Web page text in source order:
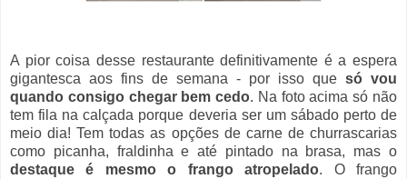
A pior coisa desse restaurante definitivamente é a espera
gigantesca aos fins de semana - por isso que só vou
quando consigo chegar bem cedo. Na foto acima só não
tem fila na calçada porque deveria ser um sábado perto de
meio dia! Tem todas as opções de carne de churrascarias
como picanha, fraldinha e até pintado na brasa, mas o
destaque é mesmo o frango atropelado. O frango